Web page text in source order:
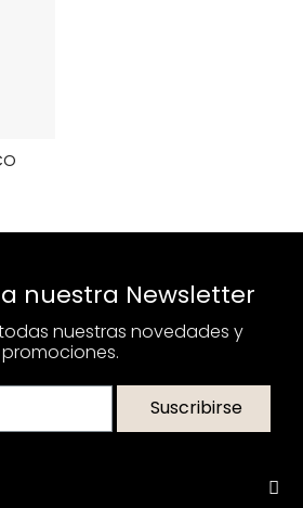
nuestra Newsletter
nuestras novedades y
promociones.
Suscribirse